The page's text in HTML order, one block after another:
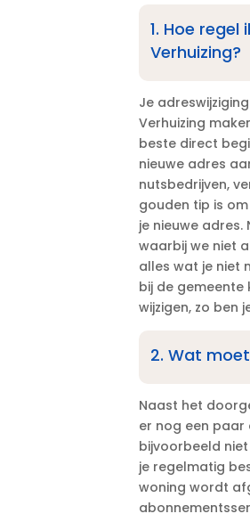
1.​ Hoe
Verhuizing?
Je
Verhuizing
beste direct
nieuwe adres
nutsbedrijven,
gouden tip is
je nieuwe
waarbij we niet
alles wat je niet
bij de gemeente
wijzigen, zo ben
2.​ Wat
Naast het
er nog een paar
bijvoorbeeld
je regelmatig
woning wordt